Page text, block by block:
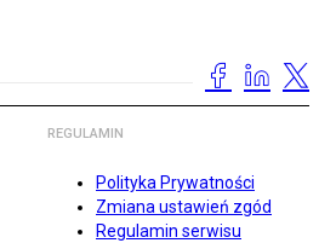
REGULAMIN
Polityka Prywatności
Zmiana ustawień zgód
Regulamin serwisu